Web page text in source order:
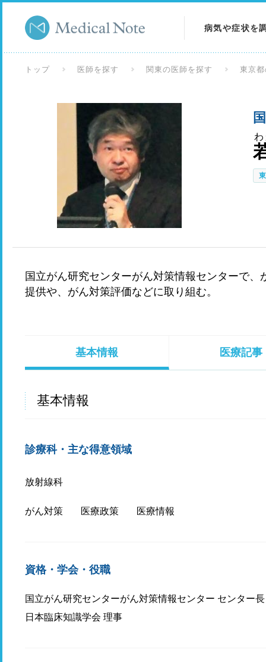
病気や症状を
検査を調べる
トップ 医師を探す 関東の医師を探す 東京
国立がん研究センターがん対策情報センターで
提供や、がん対策評価などに取り組む。
基本情報 医療記事
基本情報
診療科・主な得意領域
放射線科
がん対策 医療政策 医療情報
資格・学会・役職
国立がん研究センターがん対策情報センター センター長
日本臨床知識学会 理事